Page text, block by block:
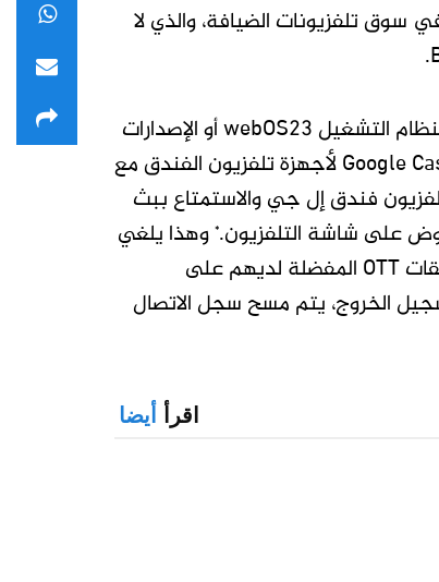
سوق تلفزيونات الضيافة، والذي لا
بدءًا من 10 كانون الثاني، يمكن لأجهزة تلفزيون إل جي الفندقية التي تعمل بنظام التشغيل webOS23 أو الإصدارات
الأحدث أن توفر راحة Google Cast مع الميزات الخاصة بالفندق. يتم تطبيق Google Cast لأجهزة تلفزيون الفندق مع
فندق إل جي والاستمتاع ببث
على شاشة التلفزيون.* وهذا يلغي
حاجة المستخدمين إلى إدخال معلومات شخصية أو تسجيل الدخول إلى تطبيقات OTT المفضلة لديهم على
الخروج، يتم مسح سجل الاتصال
اقرأ أيضا